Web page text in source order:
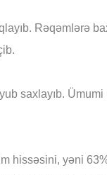
Rəqəmlərə
saxlayıb.
hissəsini, yəni